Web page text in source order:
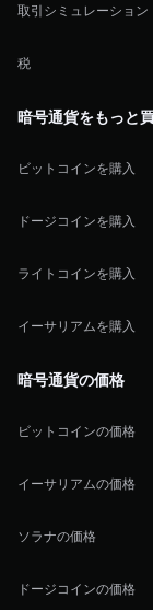
取引シミュレーション
税
暗号通貨をもっと
ビットコインを購入
ドージコインを購入
ライトコインを購入
イーサリアムを購入
暗号通貨の価格
ビットコインの価格
イーサリアムの価格
ソラナの価格
ドージコインの価格